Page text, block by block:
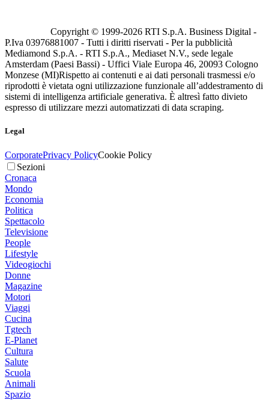
Copyright © 1999-2026 RTI S.p.A. Business Digital -
P.Iva 03976881007 - Tutti i diritti riservati - Per la pubblicità
Mediamond S.p.A. - RTI S.p.A., Mediaset N.V., sede legale
Amsterdam (Paesi Bassi) - Uffici Viale Europa 46, 20093 Cologno
Monzese (MI)Rispetto ai contenuti e ai dati personali trasmessi e/o
riprodotti è vietata ogni utilizzazione funzionale all’addestramento di
sistemi di intelligenza artificiale generativa. È altresì fatto divieto
espresso di utilizzare mezzi automatizzati di data scraping.
Legal
CorporatePrivacy PolicyCookie Policy
Sezioni
Cronaca
Mondo
Economia
Politica
Spettacolo
Televisione
People
Lifestyle
Videogiochi
Donne
Magazine
Motori
Viaggi
Cucina
Tgtech
E-Planet
Cultura
Salute
Scuola
Animali
Spazio